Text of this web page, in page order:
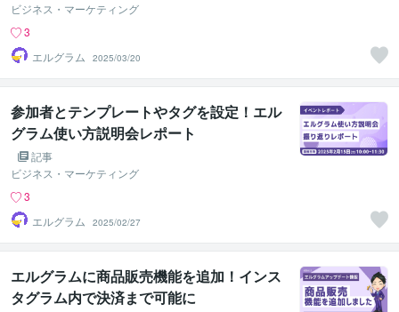
ビジネス・マーケティング
3
エルグラム
2025/03/20
参加者とテンプレートやタグを設定！エル
グラム使い方説明会レポート
記事
ビジネス・マーケティング
3
エルグラム
2025/02/27
エルグラムに商品販売機能を追加！インス
タグラム内で決済まで可能に